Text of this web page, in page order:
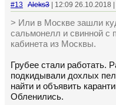
#13 Aleks3 | 12:09 26.10.2018
> Или в Москве зашли
сальмонелл и свинной с
кабинета из Москвы.
Грубее стали работать.
подкидывали дохлых
найти и объявить
Обленились.